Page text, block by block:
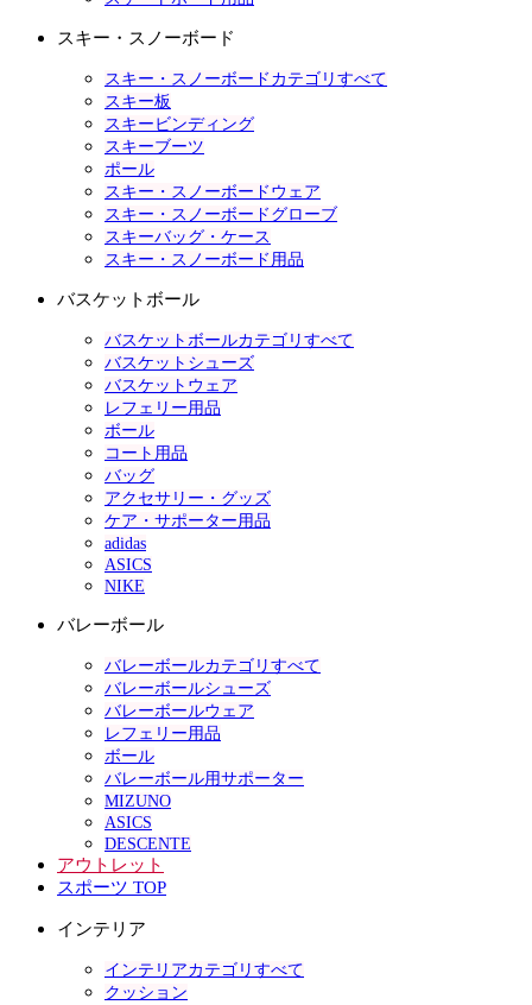
スキー・スノーボード
スキー・スノーボードカテゴリすべて
スキー板
スキービンディング
スキーブーツ
ポール
スキー・スノーボードウェア
スキー・スノーボードグローブ
スキーバッグ・ケース
スキー・スノーボード用品
バスケットボール
バスケットボールカテゴリすべて
バスケットシューズ
バスケットウェア
レフェリー用品
ボール
コート用品
バッグ
アクセサリー・グッズ
ケア・サポーター用品
adidas
ASICS
NIKE
バレーボール
バレーボールカテゴリすべて
バレーボールシューズ
バレーボールウェア
レフェリー用品
ボール
バレーボール用サポーター
MIZUNO
ASICS
DESCENTE
アウトレット
スポーツ TOP
インテリア
インテリアカテゴリすべて
クッション